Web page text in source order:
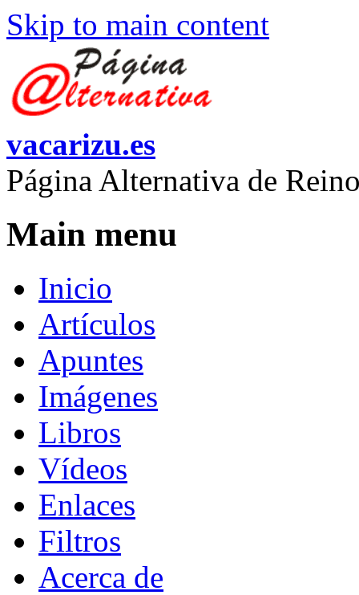
Skip to main content
vacarizu.es
Página Alternativa de
Main menu
Inicio
Artículos
Apuntes
Imágenes
Libros
Vídeos
Enlaces
Filtros
Acerca de